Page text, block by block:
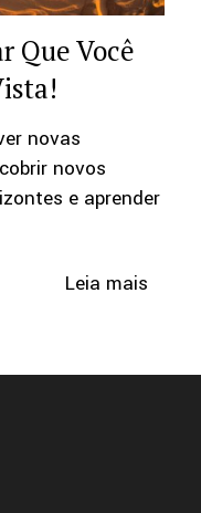
Que Você
novas
novos
e aprender
Leia mais